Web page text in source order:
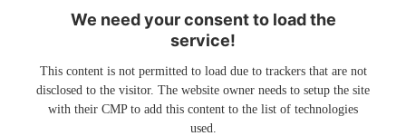
We need your consent to load the
service!
This content is not permitted to load due to trackers that are not
disclosed to the visitor. The website owner needs to setup the site
with their CMP to add this content to the list of technologies
used.